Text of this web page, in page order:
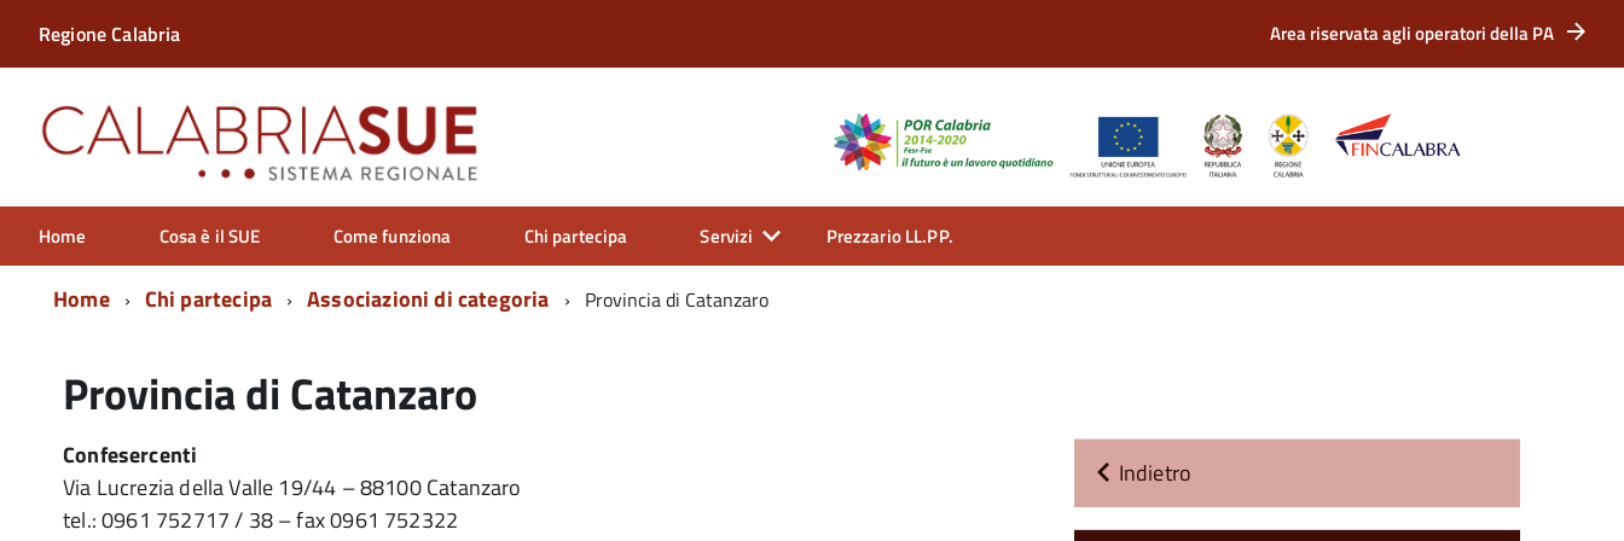
Regione Calabria Area riservata agli operatori della PA
Home Cosa è il SUE Come funziona Chi partecipa Servizi Prezzario LL.PP.
Home Chi partecipa Associazioni di categoria Provincia di Catanzaro
Provincia di Catanzaro
Confesercenti
Via Lucrezia della Valle 19/44 – 88100 Catanzaro
tel.: 0961 752717 / 38 – fax 0961 752322
Indietro